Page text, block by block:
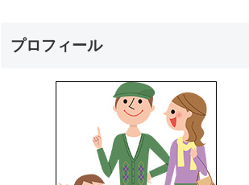
プロフィール